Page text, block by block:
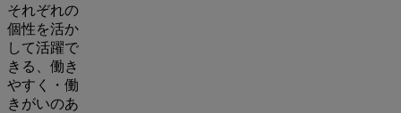
それぞれの
個性を活か
して活躍で
きる、働き
やすく・働
きがいのあ